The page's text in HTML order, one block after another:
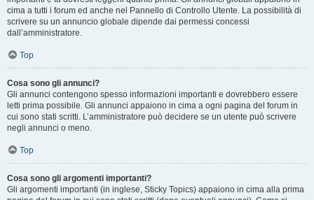
cima a tutti i forum ed anche nel Pannello di Controllo Utente. La possibilità di
scrivere su un annuncio globale dipende dai permessi concessi
dall’amministratore.
Top
Cosa sono gli annunci?
Gli annunci contengono spesso informazioni importanti e dovrebbero essere
letti prima possibile. Gli annunci appaiono in cima a ogni pagina del forum in
cui sono stati scritti. L’amministratore può decidere se un utente può scrivere
negli annunci o meno.
Top
Cosa sono gli argomenti importanti?
Gli argomenti importanti (in inglese, Sticky Topics) appaiono in cima alla prima